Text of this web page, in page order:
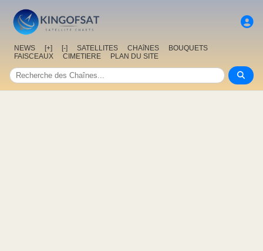
NEWS [+] [-] SATELLITES CHAîNES
BOUQUETS
FAISCEAUX
CIMETIERE PLAN DU SITE